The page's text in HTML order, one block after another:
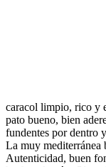
caracol limpio, rico y
pato bueno, bien
fundentes por dentro
La muy mediterránea
Autenticidad, buen